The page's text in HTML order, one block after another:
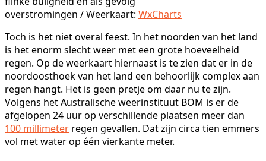
overstromingen / Weerkaart: WxCharts
Toch is het niet overal feest. In het noorden van het land
is het enorm slecht weer met een grote hoeveelheid
regen. Op de weerkaart hiernaast is te zien dat er in de
noordoosthoek van het land een behoorlijk complex aan
regen hangt. Het is geen pretje om daar nu te zijn.
Volgens het Australische weerinstituut BOM is er de
afgelopen 24 uur op verschillende plaatsen meer dan
100 millimeter regen gevallen. Dat zijn circa tien emmers
vol met water op één vierkante meter.